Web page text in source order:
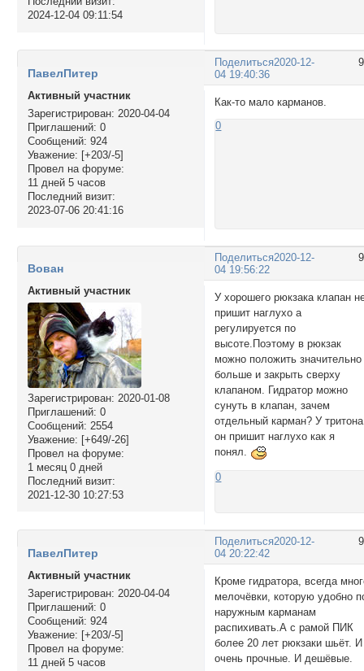
2024-12-04 09:11:54
Поделиться2020-12-
04 19:40:36
ПавелПитер
Активный участник
Зарегистрирован: 2020-04-04
Приглашений: 0
Сообщений: 924
Уважение: [+203/-5]
Провел на форуме:
11 дней 5 часов
Последний визит:
2023-07-06 20:41:16
Как-то мало карманов.
0
Поделиться2020-12-
04 19:56:22
Вован
Активный участник
Зарегистрирован: 2020-01-08
Приглашений: 0
Сообщений: 2554
Уважение: [+649/-26]
Провел на форуме:
1 месяц 0 дней
Последний визит:
2021-12-30 10:27:53
У хорошего рюкзака клапан
пришит наглухо а
регулируется по
высоте.Поэтому в рюкзак
можно положить значительно
больше и закрыть сверху
клапаном. Гидратор можно
сунуть в клапан, зачем
отдельный карман? У тритона
он пришит наглухо как я
понял.
0
Поделиться2020-12-
04 20:22:42
ПавелПитер
Активный участник
Зарегистрирован: 2020-04-04
Приглашений: 0
Сообщений: 924
Уважение: [+203/-5]
Провел на форуме:
11 дней 5 часов
Кроме гидратора, всегда
мелочёвки, которую удобно
наружным карманам
распихивать.А с рамой ПИК
более 20 лет рюкзаки шьёт. И
очень прочные. И дешёвые.